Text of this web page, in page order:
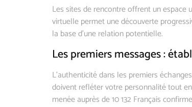
Les sites de rencontre offrent un espace
virtuelle permet une découverte
la base d’une relation potentielle.
Les premiers messages :
L’authenticité dans les premiers
doivent refléter votre personnalité tout
menée auprès de 10 132 Français